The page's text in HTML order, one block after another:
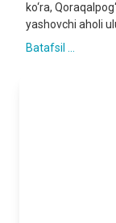
ko‘ra,
yashovchi aholi
Batafsil ...